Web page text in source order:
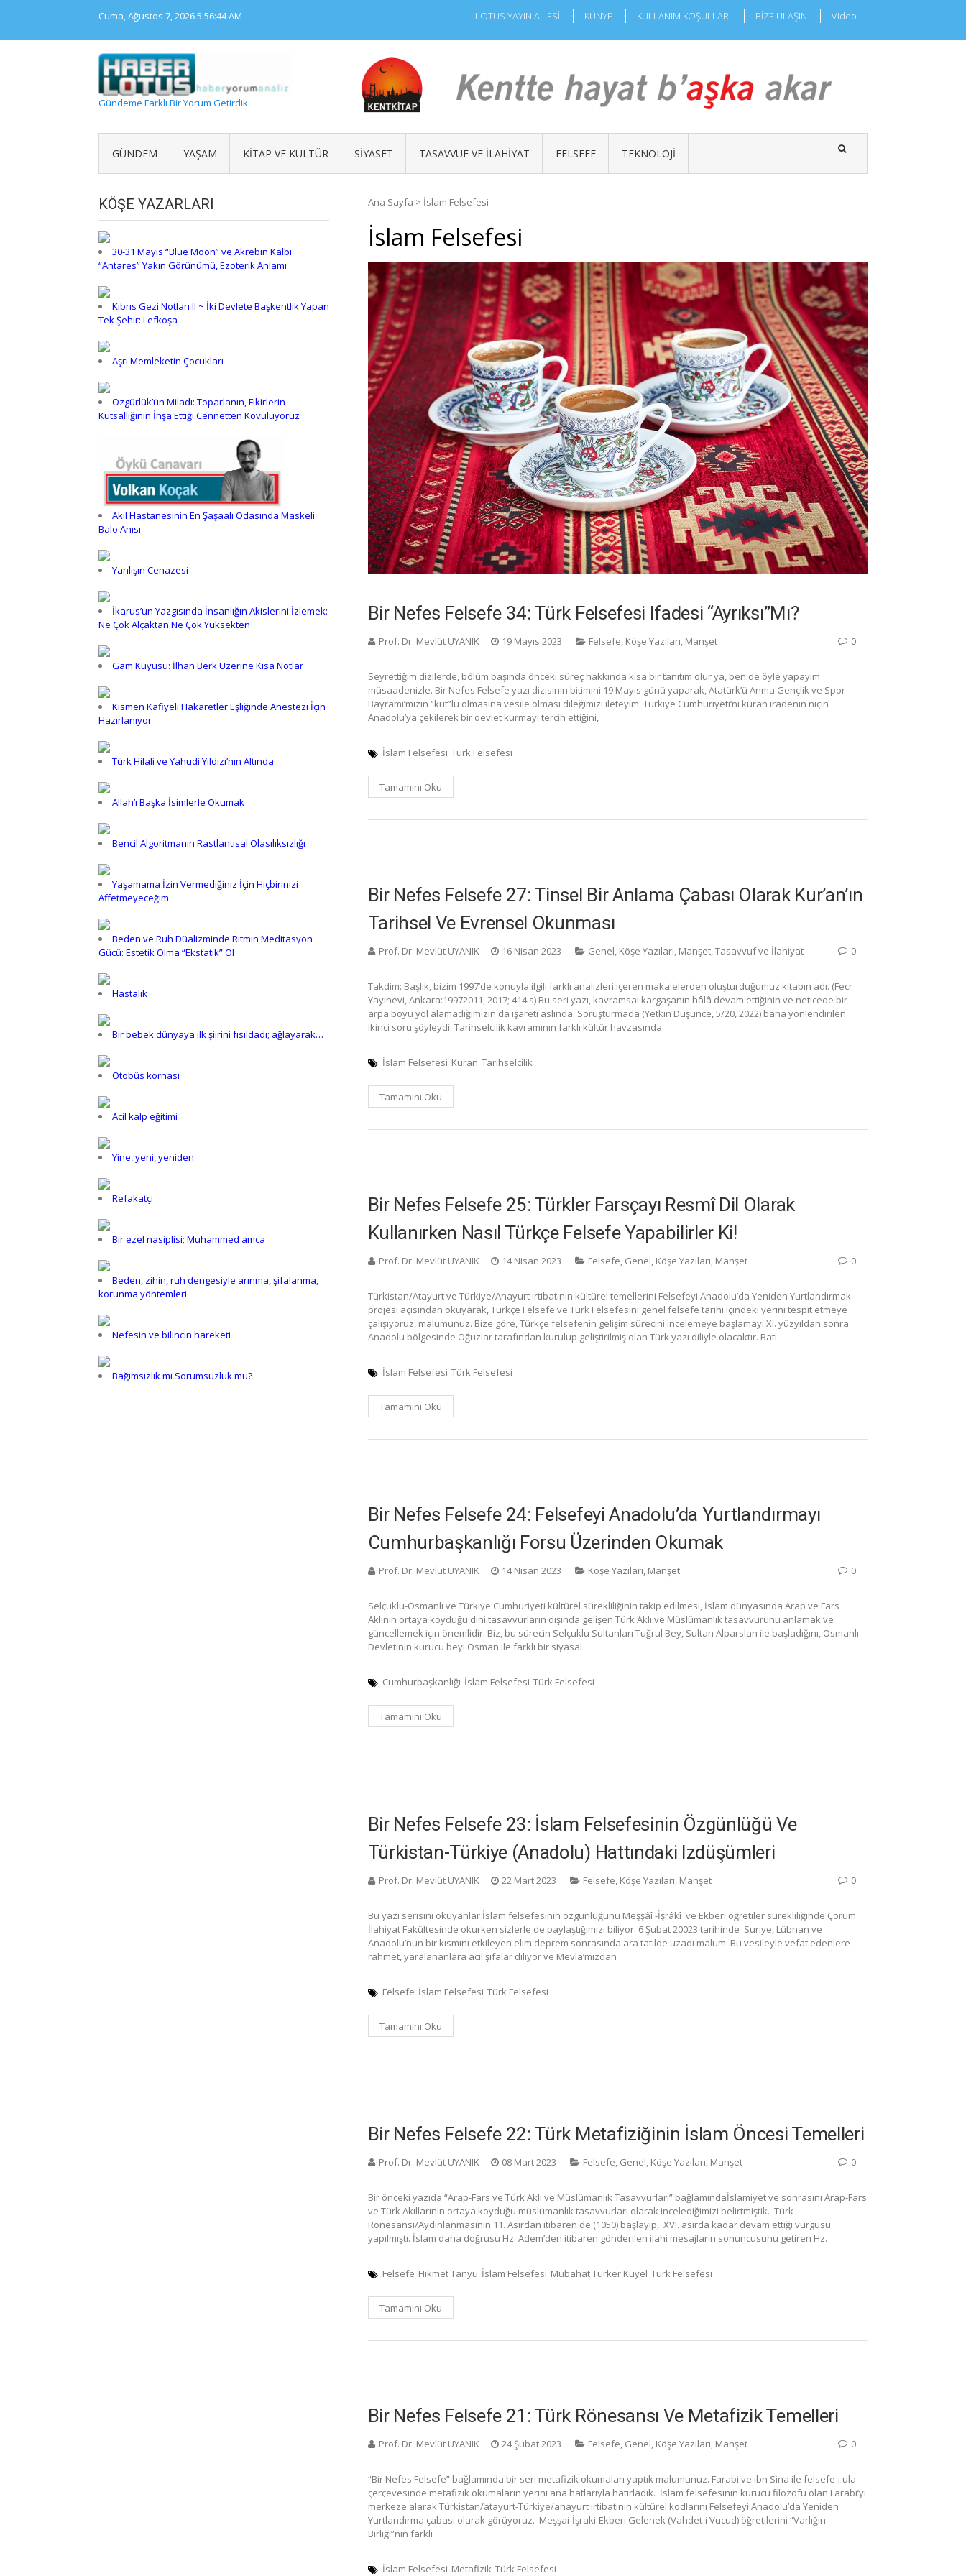
Cuma, Ağustos 7, 20265:56:45 AM LOTUS YAYIN AİLESİ KÜNYE KULLANIM KOŞULLARI BİZE ULAŞIN Video
Gündeme Farklı Bir Yorum Getirdik
GÜNDEM YAŞAM KITAP VE KÜLTÜR SIYASET TASAVVUF VE İLAHIYAT FELSEFE TEKNOLOJI
Ana Sayfa > İslam Felsefesi
İslam Felsefesi
Bir Nefes Felsefe 34: Türk Felsefesi Ifadesi “ayrıksı”mı?
Prof. Dr. Mevlüt UYANIK 19 Mayıs 2023 Felsefe Köşe Yazıları Manşet 0
Seyrettiğim dizilerde, bölüm başında önceki süreç hakkında kısa bir tanıtım olur ya, ben de öyle yapayım
müsaadenizle. Bir Nefes Felsefe yazı dizisinin bitimini 19 Mayıs günü yaparak, Atatürk’ü Anma Gençlik ve Spor
Bayramı’mızın “kut”lu olmasına vesile olması dileğimizi ileteyim. Türkiye Cumhuriyeti’ni kuran iradenin niçin
Anadolu’ya çekilerek bir devlet kurmayı tercih ettiğini,
İslam Felsefesi Türk Felsefesi
Tamamını Oku
Bir Nefes Felsefe 27: Tinsel Bir Anlama Çabası Olarak Kur’an’ın
Tarihsel Ve Evrensel Okunması
Prof. Dr. Mevlüt UYANIK 16 Nisan 2023 Genel Köşe Yazıları Manşet, Tasavvuf ve İlahiyat 0
Takdim: Başlık, bizim 1997’de konuyla ilgili farklı analizleri içeren makalelerden oluşturduğumuz kitabın adı. (Fecr
Yayınevi, Ankara:19972011, 2017; 414.s) Bu seri yazı, kavramsal kargaşanın hâlâ devam ettiğinin ve neticede bir
arpa boyu yol alamadığımızın da işareti aslında. Soruşturmada (Yetkin Düşünce, 5/20, 2022) bana yönlendirilen
ikinci soru şöyleydi: Tarihselcilik kavramının farklı kültür havzasında
İslam Felsefesi Kuran Tarihselcilik
Tamamını Oku
Bir Nefes Felsefe 25: Türkler Farsçayı Resmî Dil Olarak
Kullanırken Nasıl Türkçe Felsefe Yapabilirler Ki!
Prof. Dr. Mevlüt UYANIK 14 Nisan 2023 Felsefe Genel Köşe Yazıları Manşet 0
Türkistan/Atayurt ve Türkiye/Anayurt irtibatının kültürel temellerini Felsefeyi Anadolu’da Yeniden Yurtlandırmak
projesi açısından okuyarak, Türkçe Felsefe ve Türk Felsefesini genel felsefe tarihi içindeki yerini tespit etmeye
çalışıyoruz, malumunuz. Bize göre, Türkçe felsefenin gelişim sürecini incelemeye başlamayı XI. yüzyıldan sonra
Anadolu bölgesinde Oğuzlar tarafından kurulup geliştirilmiş olan Türk yazı diliyle olacaktır. Batı
İslam Felsefesi Türk Felsefesi
Tamamını Oku
Bir Nefes Felsefe 24: Felsefeyi Anadolu’da Yurtlandırmayı
Cumhurbaşkanlığı Forsu Üzerinden Okumak
Prof. Dr. Mevlüt UYANIK 14 Nisan 2023 Köşe Yazıları Manşet 0
Selçuklu-Osmanlı ve Türkiye Cumhuriyeti kültürel sürekliliğinin takip edilmesi, İslam dünyasında Arap ve Fars
Aklının ortaya koyduğu dini tasavvurların dışında gelişen Türk Aklı ve Müslümanlık tasavvurunu anlamak ve
güncellemek için önemlidir. Biz, bu sürecin Selçuklu Sultanları Tuğrul Bey, Sultan Alparslan ile başladığını, Osmanlı
Devletinin kurucu beyi Osman ile farklı bir siyasal
Cumhurbaşkanlığı İslam Felsefesi Türk Felsefesi
Tamamını Oku
Bir Nefes Felsefe 23: İslam Felsefesinin Özgünlüğü Ve
Türkistan-Türkiye (Anadolu) Hattındaki Izdüşümleri
Prof. Dr. Mevlüt UYANIK 22 Mart 2023 Felsefe Köşe Yazıları Manşet 0
Bu yazı serisini okuyanlar İslam felsefesinin özgünlüğünü Meşşâî -İşrâkî ve Ekberi öğretiler sürekliliğinde Çorum
İlahiyat Fakültesinde okurken sizlerle de paylaştığımızı biliyor. 6 Şubat 20023 tarihinde Suriye, Lübnan ve
Anadolu’nun bir kısmını etkileyen elim deprem sonrasında ara tatilde uzadı malum. Bu vesileyle vefat edenlere
rahmet, yaralananlara acil şifalar diliyor ve Mevla’mızdan
Felsefe İslam Felsefesi Türk Felsefesi
Tamamını Oku
Bir Nefes Felsefe 22: Türk Metafiziğinin İslam Öncesi Temelleri
Prof. Dr. Mevlüt UYANIK 08 Mart 2023 Felsefe Genel Köşe Yazıları Manşet 0
Bir önceki yazıda “Arap-Fars ve Türk Aklı ve Müslümanlık Tasavvurları” bağlamındaİslamiyet ve sonrasını Arap-Fars
ve Türk Akıllarının ortaya koyduğu müslümanlık tasavvurları olarak incelediğimizi belirtmiştik. Türk
Rönesansı/Aydınlanmasının 11. Asırdan itibaren de (1050) başlayıp, XVI. asırda kadar devam ettiği vurgusu
yapılmıştı. İslam daha doğrusu Hz. Adem’den itibaren gönderilen ilahi mesajların sonuncusunu getiren Hz.
Felsefe Hikmet Tanyu İslam Felsefesi Mübahat Türker Küyel Türk Felsefesi
Tamamını Oku
Bir Nefes Felsefe 21: Türk Rönesansı Ve Metafizik Temelleri
Prof. Dr. Mevlüt UYANIK 24 Şubat 2023 Felsefe Genel Köşe Yazıları Manşet 0
“Bir Nefes Felsefe” bağlamında bir seri metafizik okumaları yaptık malumunuz. Farabi ve ibn Sina ile felsefe-i ula
çerçevesinde metafizik okumaların yerini ana hatlarıyla hatırladık. İslam felsefesinin kurucu filozofu olan Farabi’yi
merkeze alarak Türkistan/atayurt-Türkiye/anayurt irtibatının kültürel kodlarını Felsefeyi Anadolu’da Yeniden
Yurtlandırma çabası olarak görüyoruz. Meşşai-İşraki-Ekberi Gelenek (Vahdet-i Vucud) öğretilerini “Varlığın
Birliği”nin farklı
İslam Felsefesi Metafizik Türk Felsefesi
KÖŞE YAZARLARI
30-31 Mayıs “Blue Moon” ve Akrebin Kalbi
“Antares” Yakın Görünümü, Ezoterik Anlamı
Kıbrıs Gezi Notları II ~ İki Devlete Başkentlik Yapan
Tek Şehir: Lefkoşa
Aşrı Memleketin Çocukları
Özgürlük’ün Miladı: Toparlanın, Fikirlerin
Kutsallığının İnşa Ettiği Cennetten Kovuluyoruz
Akıl Hastanesinin En Şaşaalı Odasında Maskeli
Balo Anısı
Yanlışın Cenazesi
İkarus’un Yazgısında İnsanlığın Akislerini İzlemek:
Ne Çok Alçaktan Ne Çok Yüksekten
Gam Kuyusu: İlhan Berk Üzerine Kısa Notlar
Kısmen Kafiyeli Hakaretler Eşliğinde Anestezi İçin
Hazırlanıyor
Türk Hilali ve Yahudi Yıldızı’nın Altında
Allah’ı Başka İsimlerle Okumak
Bencil Algoritmanın Rastlantısal Olasılıksızlığı
Yaşamama İzin Vermediğiniz İçin Hiçbirinizi
Affetmeyeceğim
Beden ve Ruh Düalizminde Ritmin Meditasyon
Gücü: Estetik Olma “Ekstatik” Ol
Hastalık
Bir bebek dünyaya ilk şiirini fısıldadı; ağlayarak…
Otobüs kornası
Acil kalp eğitimi
Yine, yeni, yeniden
Refakatçi
Bir ezel nasiplisi; Muhammed amca
Beden, zihin, ruh dengesiyle arınma, şifalanma,
korunma yöntemleri
Nefesin ve bilincin hareketi
Bağımsızlık mı Sorumsuzluk mu?